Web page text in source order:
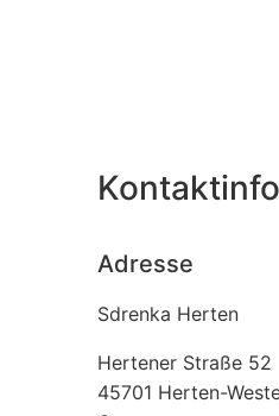
Adresse
Sdrenka Herten
Hertener Straße 52
45701 Herten-